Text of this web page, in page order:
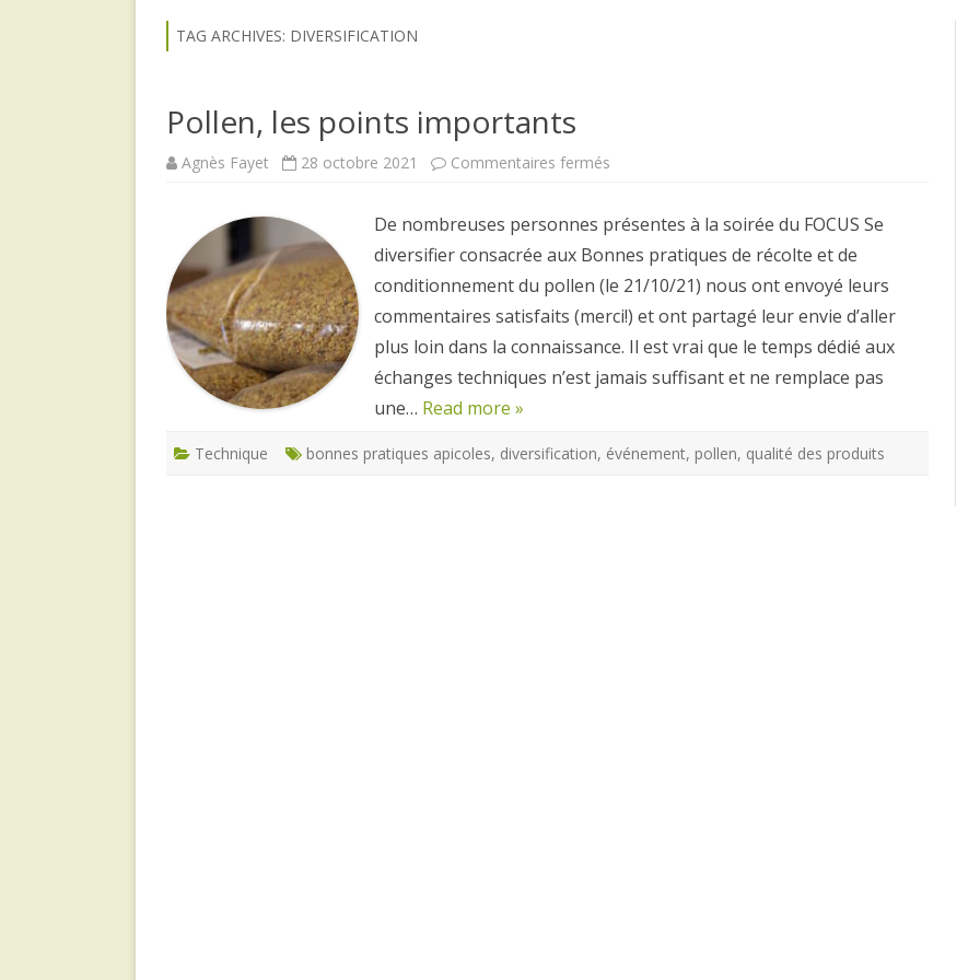
TAG ARCHIVES: DIVERSIFICATION
Pollen, les points importants
Agnès Fayet 28 octobre 2021 Commentaires fermés
importants
De nombreuses personnes présentes à la soirée du FOCUS Se
diversifier consacrée aux Bonnes pratiques de récolte et de
conditionnement du pollen (le 21/10/21) nous ont envoyé leurs
commentaires satisfaits (merci!) et ont partagé leur envie d’aller
plus loin dans la connaissance. Il est vrai que le temps dédié aux
échanges techniques n’est jamais suffisant et ne remplace pas
une… Read more »
Technique bonnes pratiques apicoles, diversification, événement, pollen, qualité des produits